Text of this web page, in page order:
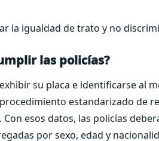
la igualdad de trato y no
las policías?
su placa e identificarse al
estandarizado de
esos datos, las policías
por sexo, edad y